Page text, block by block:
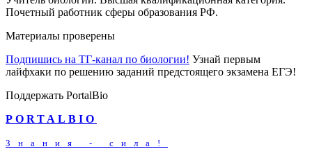
Почетный работник сферы образования РФ.
Материалы проверены
Подпишись на ТГ-канал по биологии! Узнай первым
лайфхаки по решению заданий предстоящего экзамена ЕГЭ!
Поддержать PortalBio
PORTALBIO
Знания - сила!